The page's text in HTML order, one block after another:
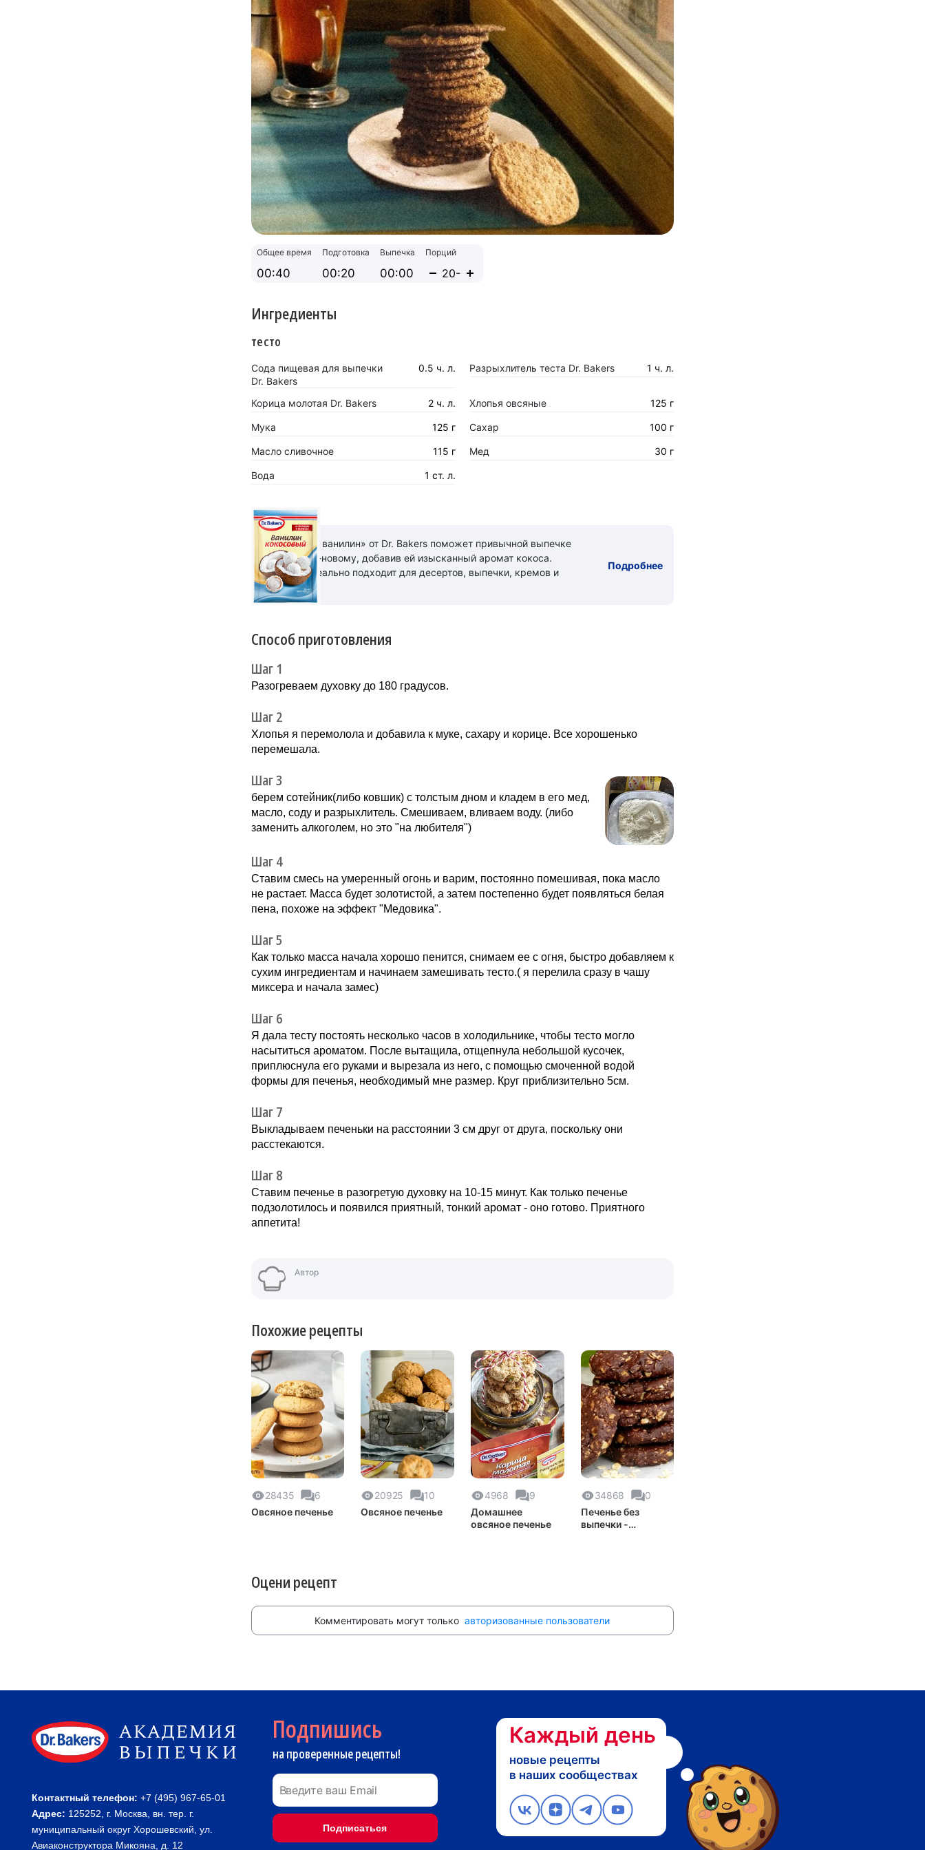
Общее время
00:40
Подготовка
00:20
Выпечка
00:00
Порций
Ингредиенты
тесто
Сода пищевая для выпечки
Dr. Bakers
0.5 ч. л. Разрыхлитель теста Dr. Bakers 1 ч. л.
Корица молотая Dr. Bakers 2 ч. л. Хлопья овсяные 125 г
Мука 125 г Сахар 100 г
Масло сливочное 115 г Мед 30 г
Вода 1 ст. л.
«Кокосовый ванилин» от Dr. Bakers поможет привычной выпечке
заиграть по-новому, добавив ей изысканный аромат кокоса.
Новинка идеально подходит для десертов, выпечки, кремов и
напитков.
Подробнее
Способ приготовления
Шаг 1
Разогреваем духовку до 180 градусов.
Шаг 2
Хлопья я перемолола и добавила к муке, сахару и корице. Все хорошенько
перемешала.
Шаг 3
берем сотейник(либо ковшик) с толстым дном и кладем в его мед,
масло, соду и разрыхлитель. Смешиваем, вливаем воду. (либо
заменить алкоголем, но это "на любителя")
Шаг 4
Ставим смесь на умеренный огонь и варим, постоянно помешивая, пока масло
не растает. Масса будет золотистой, а затем постепенно будет появляться белая
пена, похоже на эффект "Медовика".
Шаг 5
Как только масса начала хорошо пенится, снимаем ее с огня, быстро добавляем к
сухим ингредиентам и начинаем замешивать тесто.( я перелила сразу в чашу
миксера и начала замес)
Шаг 6
Я дала тесту постоять несколько часов в холодильнике, чтобы тесто могло
насытиться ароматом. После вытащила, отщепнула небольшой кусочек,
приплюснула его руками и вырезала из него, с помощью смоченной водой
формы для печенья, необходимый мне размер. Круг приблизительно 5см.
Шаг 7
Выкладываем печеньки на расстоянии 3 см друг от друга, поскольку они
расстекаются.
Шаг 8
Ставим печенье в разогретую духовку на 10-15 минут. Как только печенье
подзолотилось и появился приятный, тонкий аромат - оно готово. Приятного
аппетита!
Автор
Похожие рецепты
28435
6
Овсяное печенье
20925
10
Овсяное печенье
4968
9
Домашнее
овсяное печенье
34868
0
Печенье без
выпечки -
Оцени рецепт
Комментировать могут толькоавторизованные пользователи
Контактный телефон: +7 (495) 967-65-01
Адрес: 125252, г. Москва, вн. тер. г.
муниципальный округ Хорошевский, ул.
Авиаконструктора Микояна, д. 12
Подпишись
на проверенные рецепты!
Каждый день
новые рецепты
в наших сообществах